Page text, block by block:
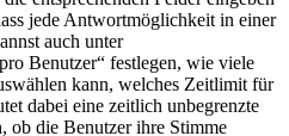
jede Antwortmöglichkeit in einer
auch unter
Benutzer“ festlegen, wie viele
kann, welches Zeitlimit für
dabei eine zeitlich unbegrenzte
ob die Benutzer ihre Stimme